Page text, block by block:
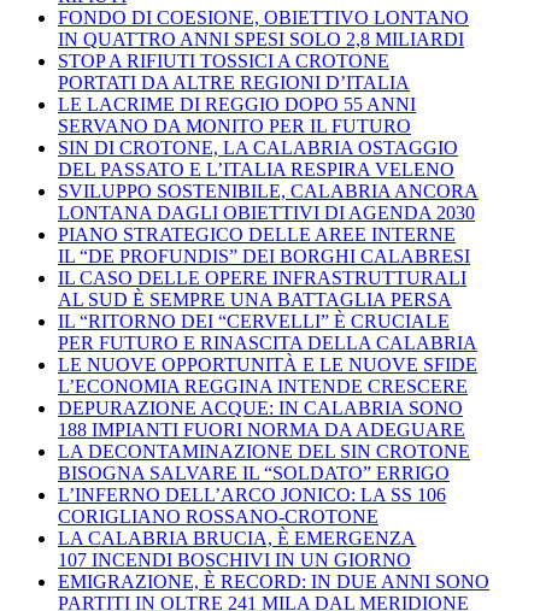
FONDO DI COESIONE, OBIETTIVO LONTANO
IN QUATTRO ANNI SPESI SOLO 2,8 MILIARDI
STOP A RIFIUTI TOSSICI A CROTONE
PORTATI DA ALTRE REGIONI D’ITALIA
LE LACRIME DI REGGIO DOPO 55 ANNI
SERVANO DA MONITO PER IL FUTURO
SIN DI CROTONE, LA CALABRIA OSTAGGIO
DEL PASSATO E L’ITALIA RESPIRA VELENO
SVILUPPO SOSTENIBILE, CALABRIA ANCORA
LONTANA DAGLI OBIETTIVI DI AGENDA 2030
PIANO STRATEGICO DELLE AREE INTERNE
IL “DE PROFUNDIS” DEI BORGHI CALABRESI
IL CASO DELLE OPERE INFRASTRUTTURALI
AL SUD È SEMPRE UNA BATTAGLIA PERSA
IL “RITORNO DEI “CERVELLI” È CRUCIALE
PER FUTURO E RINASCITA DELLA CALABRIA
LE NUOVE OPPORTUNITÀ E LE NUOVE SFIDE
L’ECONOMIA REGGINA INTENDE CRESCERE
DEPURAZIONE ACQUE: IN CALABRIA SONO
188 IMPIANTI FUORI NORMA DA ADEGUARE
LA DECONTAMINAZIONE DEL SIN CROTONE
BISOGNA SALVARE IL “SOLDATO” ERRIGO
L’INFERNO DELL’ARCO JONICO: LA SS 106
CORIGLIANO ROSSANO-CROTONE
LA CALABRIA BRUCIA, È EMERGENZA
107 INCENDI BOSCHIVI IN UN GIORNO
EMIGRAZIONE, È RECORD: IN DUE ANNI SONO
PARTITI IN OLTRE 241 MILA DAL MERIDIONE